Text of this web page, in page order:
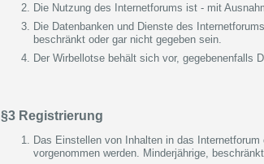
Die Nutzung des Internetforums ist - mit
Die Datenbanken und Dienste des
beschränkt oder gar nicht gegeben sein.
Der Wirbellotse behält sich vor, gegebenenfalls
§3 Registrierung
Das Einstellen von Inhalten in das
vorgenommen werden. Minderjährige,